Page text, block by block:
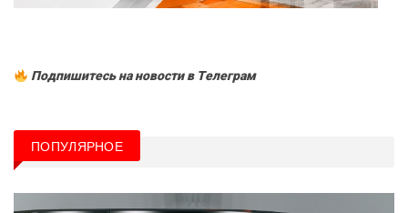
Подпишитесь на новости в Tелеграм
ПОПУЛЯРНОЕ